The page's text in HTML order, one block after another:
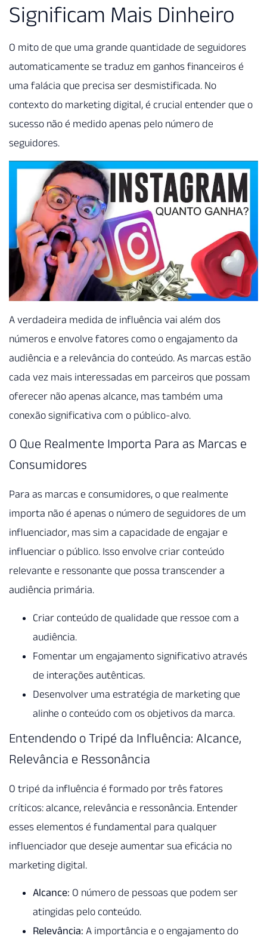
Significam Mais Dinheiro
O mito de que uma grande quantidade de seguidores
automaticamente se traduz em ganhos financeiros é
uma falácia que precisa ser desmistificada. No
contexto do marketing digital, é crucial entender que o
sucesso não é medido apenas pelo número de
seguidores.
A verdadeira medida de influência vai além dos
números e envolve fatores como o engajamento da
audiência e a relevância do conteúdo. As marcas estão
cada vez mais interessadas em parceiros que possam
oferecer não apenas alcance, mas também uma
conexão significativa com o público-alvo.
O Que Realmente Importa Para as Marcas e
Consumidores
Para as marcas e consumidores, o que realmente
importa não é apenas o número de seguidores de um
influenciador, mas sim a capacidade de engajar e
influenciar o público. Isso envolve criar conteúdo
relevante e ressonante que possa transcender a
audiência primária.
Criar conteúdo de qualidade que ressoe com a
audiência.
Fomentar um engajamento significativo através
de interações autênticas.
Desenvolver uma estratégia de marketing que
alinhe o conteúdo com os objetivos da marca.
Entendendo o Tripé da Influência: Alcance,
Relevância e Ressonância
O tripé da influência é formado por três fatores
críticos: alcance, relevância e ressonância. Entender
esses elementos é fundamental para qualquer
influenciador que deseje aumentar sua eficácia no
marketing digital.
Alcance: O número de pessoas que podem ser
atingidas pelo conteúdo.
Relevância: A importância e o engajamento do